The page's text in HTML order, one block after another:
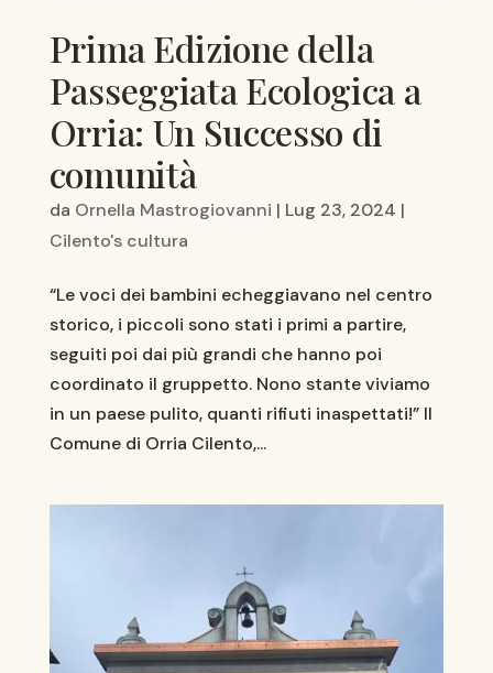
Prima Edizione della
Passeggiata Ecologica a
Orria: Un Successo di
comunità
da Ornella Mastrogiovanni | Lug 23, 2024 |
Cilento's cultura
“Le voci dei bambini echeggiavano nel centro
storico, i piccoli sono stati i primi a partire,
seguiti poi dai più grandi che hanno poi
coordinato il gruppetto. Nono stante viviamo
in un paese pulito, quanti rifiuti inaspettati!” Il
Comune di Orria Cilento,...